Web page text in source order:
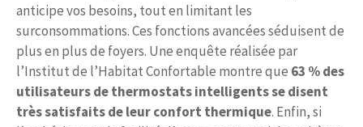
anticipe vos besoins, tout en limitant les
surconsommations. Ces fonctions avancées séduisent de
plus en plus de foyers. Une enquête réalisée par
l’Institut de l’Habitat Confortable montre que 63 % des
utilisateurs de thermostats intelligents se disent
très satisfaits de leur confort thermique. Enfin, si